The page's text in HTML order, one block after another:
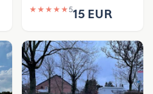
★ ★ ★ ★ ★515 EUR